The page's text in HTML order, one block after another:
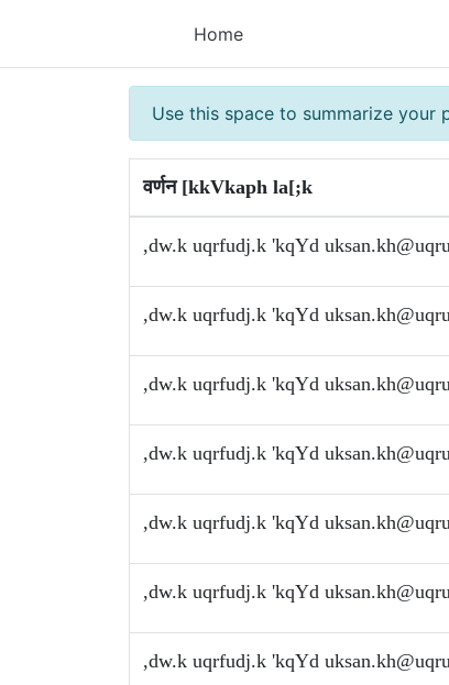
Home
Use this space to summarize your
वर्णन [kkVkaph la[;k
,dw.k uqrfudj.k 'kqYd
,dw.k uqrfudj.k 'kqYd
,dw.k uqrfudj.k 'kqYd
,dw.k uqrfudj.k 'kqYd
,dw.k uqrfudj.k 'kqYd
,dw.k uqrfudj.k 'kqYd
,dw.k uqrfudj.k 'kqYd